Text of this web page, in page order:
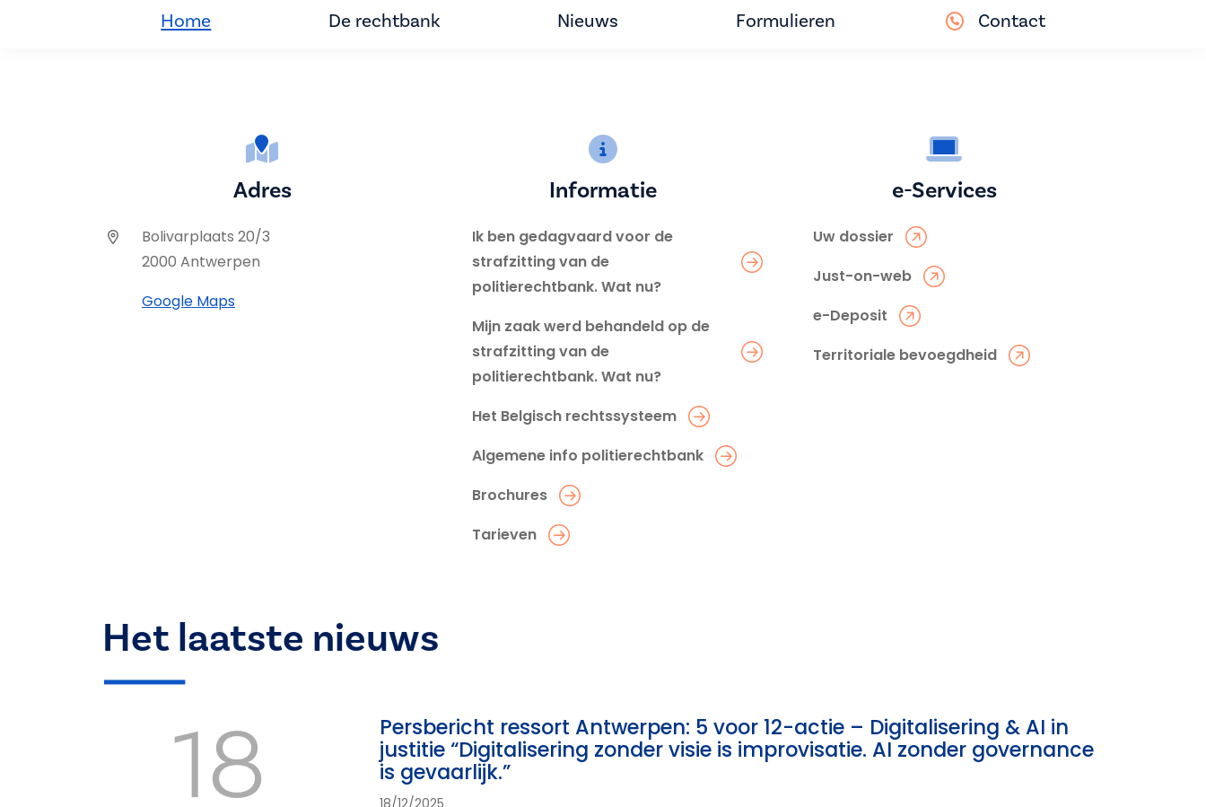
Home De rechtbank Nieuws Formulieren Contact
Adres
Bolivarplaats 20/3
2000 Antwerpen
Google Maps
Informatie
Ik ben gedagvaard voor de
strafzitting van de
politierechtbank. Wat nu?
Mijn zaak werd behandeld op de
strafzitting van de
politierechtbank. Wat nu?
Het Belgisch rechtssysteem
Algemene info politierechtbank
Brochures
Tarieven
e-Services
Uw dossier
Just-on-web
e-Deposit
Territoriale bevoegdheid
Het laatste nieuws
18 Persbericht ressort Antwerpen: 5 voor 12-actie – Digitalisering & AI in
justitie “Digitalisering zonder visie is improvisatie. AI zonder governance
is gevaarlijk.”
18/12/2025